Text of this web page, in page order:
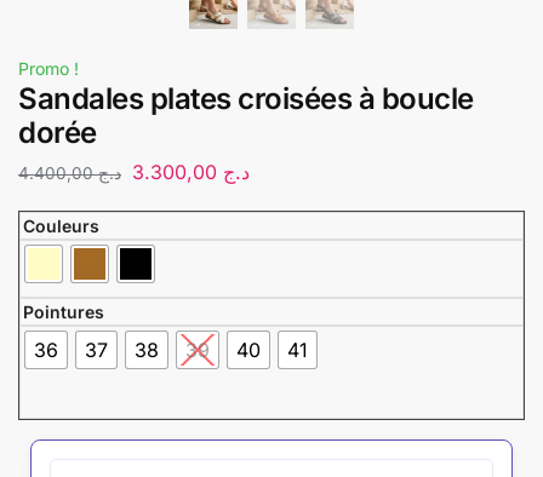
Promo !
Sandales plates croisées à boucle
dorée
د.ج4.400,00 د.ج
Couleurs
Pointures
36 37 38 39 40 41